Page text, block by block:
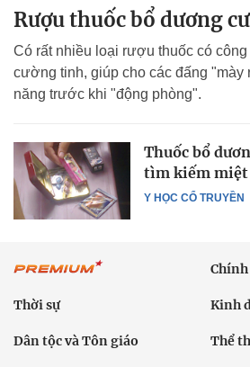
Rượu thuốc bổ dương
Có rất nhiều loại rượu thuốc có
cường tinh, giúp cho các đấng "mày
năng trước khi "động phòng".
Y HỌC CỔ TRUYỀN
Thuốc bổ
tìm kiếm miệt
Thời sự Kinh
Dân tộc và Tôn giáo Thể